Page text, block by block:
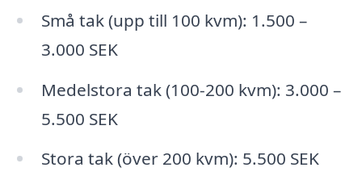
Små tak (upp till 100 kvm): 1.500 –
3.000 SEK
Medelstora tak (100-200 kvm): 3.000 –
5.500 SEK
Stora tak (över 200 kvm): 5.500 SEK